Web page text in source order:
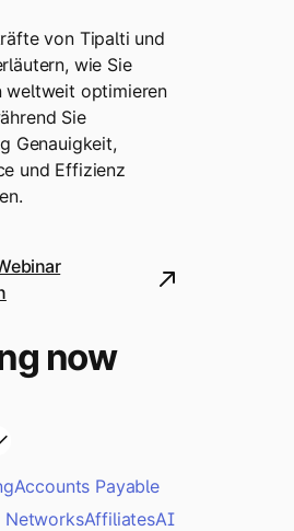
von Tipalti und
wie Sie
weltweit optimieren
Sie
Genauigkeit,
und Effizienz
now
Accounts Payable
NetworksAffiliatesAI